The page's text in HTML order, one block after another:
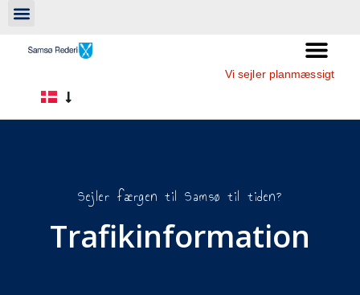
Vi sejler planmæssigt
Sejler færgen til Samsø til tiden?
Trafikinformation